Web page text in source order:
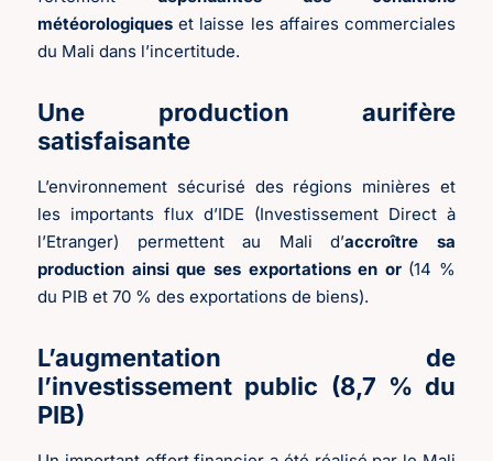
météorologiques et laisse les affaires commerciales
du Mali dans l’incertitude.
Une production aurifère
satisfaisante
L’environnement sécurisé des régions minières et
les importants flux d’IDE (Investissement Direct à
l’Etranger) permettent au Mali d’accroître sa
production ainsi que ses exportations en or(14 %
du PIB et 70 % des exportations de biens).
L’augmentation de
l’investissement public (8,7 % du
PIB)